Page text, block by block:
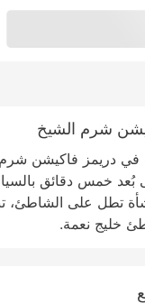
شرم الشيخ
في دريمز فاكيشن
خمس دقائق
خليج نعمة.